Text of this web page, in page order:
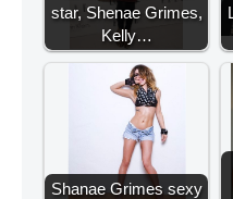
star, Shenae Grimes,
Kelly…
Shanae Grimes sexy